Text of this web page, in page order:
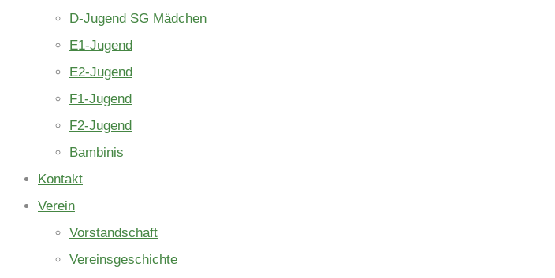
D-Jugend SG Mädchen
E1-Jugend
E2-Jugend
F1-Jugend
F2-Jugend
Bambinis
Kontakt
Verein
Vorstandschaft
Vereinsgeschichte